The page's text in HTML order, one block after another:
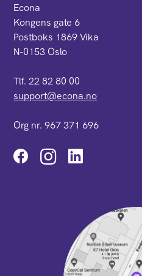
Econa
Kongens gate 6
Postboks 1869 Vika
N-0153 Oslo
Tlf. 22 82 80 00
support@econa.no
Org nr. 967 371 696
Instagram